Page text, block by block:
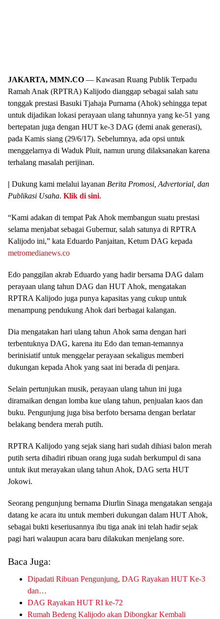
JAKARTA, MMN.CO — Kawasan Ruang Publik Terpadu
Ramah Anak (RPTRA) Kalijodo dianggap sebagai salah satu
tonggak prestasi Basuki Tjahaja Purnama (Ahok) sehingga tepat
untuk dijadikan lokasi perayaan ulang tahunnya yang ke-51 yang
bertepatan juga dengan HUT ke-3 DAG (demi anak generasi),
pada Kamis siang (29/6/17). Sebelumnya, ada opsi untuk
menggelarnya di Waduk Pluit, namun urung dilaksanakan karena
terhalang masalah perijinan.
| Dukung kami melalui layanan Berita Promosi, Advertorial, dan
Publikasi Usaha. Klik di sini.
“Kami adakan di tempat Pak Ahok membangun suatu prestasi
selama menjabat sebagai Gubernur, salah satunya di RPTRA
Kalijodo ini,” kata Eduardo Panjaitan, Ketum DAG kepada
metromedianews.co
Edo panggilan akrab Eduardo yang hadir bersama DAG dalam
perayaan ulang tahun DAG dan HUT Ahok, mengatakan
RPTRA Kalijodo juga punya kapasitas yang cukup untuk
menampung pendukung Ahok dari berbagai kalangan.
Dia mengatakan hari ulang tahun Ahok sama dengan hari
terbentuknya DAG, karena itu Edo dan teman-temannya
berinisiatif untuk menggelar perayaan sekaligus memberi
dukungan kepada Ahok yang saat ini berada di penjara.
Selain pertunjukan musik, perayaan ulang tahun ini juga
diramaikan dengan lomba kue ulang tahun, penjualan kaos dan
buku. Pengunjung juga bisa berfoto bersama dengan berlatar
belakang bendera merah putih.
RPTRA Kalijodo yang sejak siang hari sudah dihiasi balon merah
putih serta dihadiri ribuan orang juga sudah berkumpul di sana
untuk ikut merayakan ulang tahun Ahok, DAG serta HUT
Jokowi.
Seorang pengunjung bernama Diurlin Sinaga mengatakan sengaja
datang ke acara itu untuk memberi dukungan dalam HUT Ahok,
sebagai bukti keseriusannya ibu tiga anak ini telah hadir sejak
pagi hari walaupun acara baru dilakukan menjelang sore.
Baca Juga:
Dipadati Ribuan Pengunjung, DAG Rayakan HUT Ke-3
dan…
DAG Rayakan HUT RI ke-72
Rumah Bedeng Kalijodo akan Dibongkar Kembali